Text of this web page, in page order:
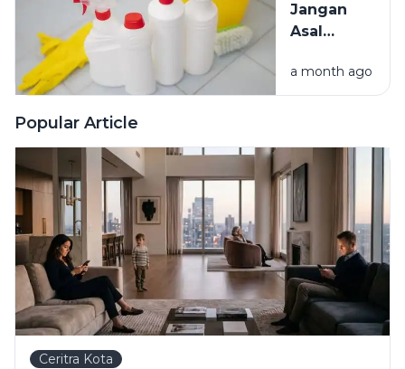
Mengatasinya
Jangan
Asal
Bahan
Pembersih
a month ago
Popular Article
Ceritra Kota